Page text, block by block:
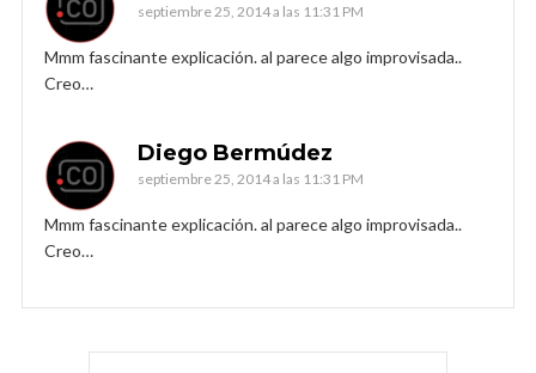
septiembre 25, 2014 a las 11:31 PM
Mmm fascinante explicación. al parece algo improvisada..
Creo…
Diego Bermúdez
septiembre 25, 2014 a las 11:31 PM
Mmm fascinante explicación. al parece algo improvisada..
Creo…